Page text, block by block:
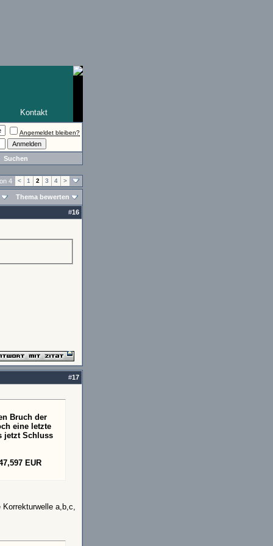
Kontakt
Angemeldet bleiben?
Suchen
4 < 1 2 3 4 >
Thema bewerten
#16
#17
Bruch der
eine letzte
jetzt Schluss
EUR
a,b,c,